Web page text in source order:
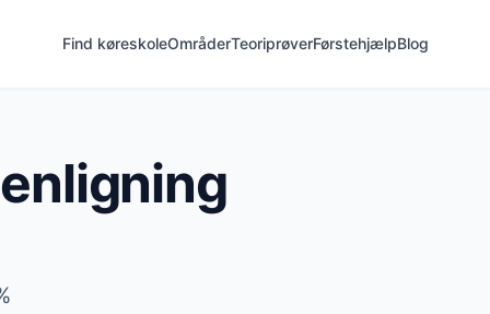
Find køreskoleOmråderTeoriprøverFørstehjælpBlog